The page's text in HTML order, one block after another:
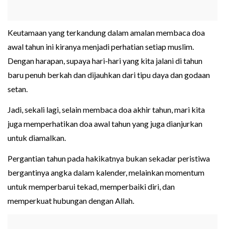
Keutamaan yang terkandung dalam amalan membaca doa
awal tahun ini kiranya menjadi perhatian setiap muslim.
Dengan harapan, supaya hari-hari yang kita jalani di tahun
baru penuh berkah dan dijauhkan dari tipu daya dan godaan
setan.
Jadi, sekali lagi, selain membaca doa akhir tahun, mari kita
juga memperhatikan doa awal tahun yang juga dianjurkan
untuk diamalkan.
Pergantian tahun pada hakikatnya bukan sekadar peristiwa
bergantinya angka dalam kalender, melainkan momentum
untuk memperbarui tekad, memperbaiki diri, dan
memperkuat hubungan dengan Allah.